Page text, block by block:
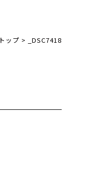
トップ > _DSC7418